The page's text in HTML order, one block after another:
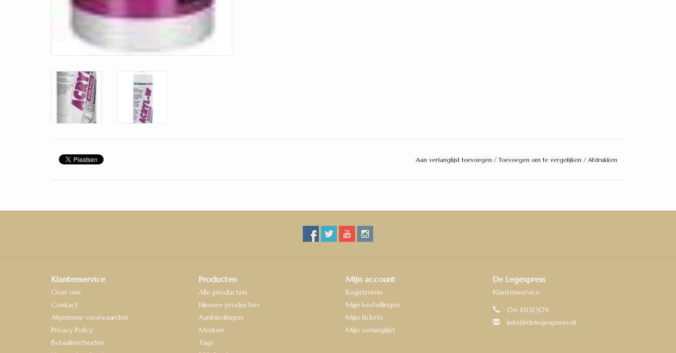
Aan verlanglijst toevoegen /Toevoegen om te vergelijken / Afdrukken
Klantenservice
Over ons
Contact
Algemene voorwaarden
Privacy Policy
Betaalmethoden
Producten
Alle producten
Nieuwe producten
Aanbiedingen
Merken
Tags
Mijn account
Registreren
Mijn bestellingen
Mijn tickets
Mijn verlanglijst
De Legexpress
Klantenservice
06 81121309
info@delegexpress.nl